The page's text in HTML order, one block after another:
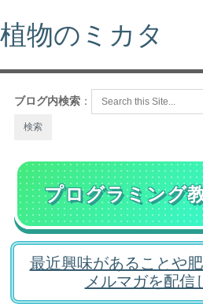
植物のミカタ
ブログ内検索 ：
プログラミング
最近興味があることや
メルマガを配信